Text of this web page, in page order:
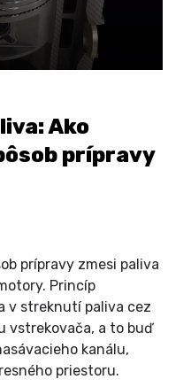
Ako
prípravy
prípravy zmesi paliva
Princíp
v streknutí paliva cez
vstrekovača, a to buď
kanálu,
priestoru.